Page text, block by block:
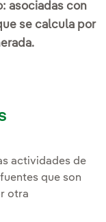
asociadas con
se calcula por
actividades de
que son
otra